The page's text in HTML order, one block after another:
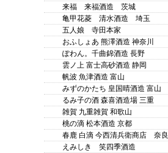
来福 来福酒造 茨城
亀甲花菱 清水酒造 埼玉
五人娘 寺田本家
おふしょあ 熊澤酒造 神奈川
ぽわん。千曲錦酒造 長野
雲ノ上 富士高砂酒造 静岡
帆波 魚津酒造 富山
みずのかたち 皇国晴酒造 富山
るみ子の酒 森喜酒造場 三重
雑賀 九重雑賀 和歌山
桃の滴 松本酒造 京都
春鹿 白滴 今西清兵衛商店 奈良
えみしき 笑四季酒造